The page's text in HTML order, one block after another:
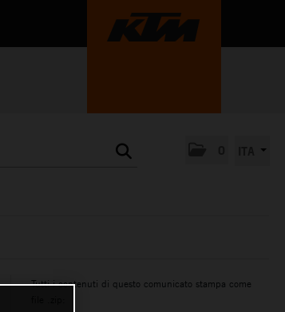
Tutti i contenuti di questo comunicato stampa come